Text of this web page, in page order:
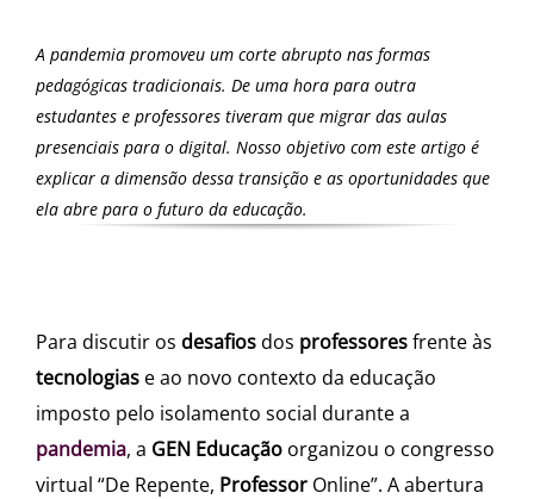
A pandemia promoveu um corte abrupto nas formas
pedagógicas tradicionais. De uma hora para outra
estudantes e professores tiveram que migrar das aulas
presenciais para o digital. Nosso objetivo com este artigo é
explicar a dimensão dessa transição e as oportunidades que
ela abre para o futuro da educação.
Para discutir os desafiosdos professoresfrente às
tecnologias e ao novo contexto da educação
imposto pelo isolamento social durante a
pandemia, a GEN Educação organizou o congresso
virtual “De Repente, Professor Online”. A abertura